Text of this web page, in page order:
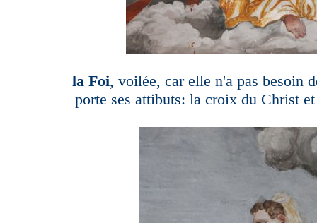
la Foi, voilée, car elle n'a pas besoin
porte ses attibuts: la croix du Christ